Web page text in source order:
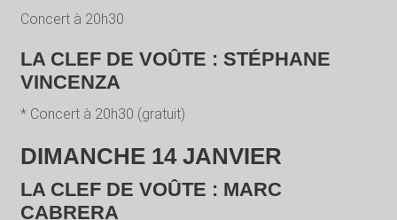
Concert à 20h30
LA CLEF DE VOÛTE : STÉPHANE
VINCENZA
* Concert à 20h30 (gratuit)
DIMANCHE 14 JANVIER
LA CLEF DE VOÛTE : MARC
CABRERA